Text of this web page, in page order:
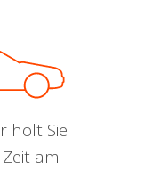
holt Sie
am